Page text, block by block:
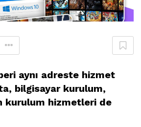
aynı adreste hizmet
bilgisayar kurulum,
kurulum hizmetleri de